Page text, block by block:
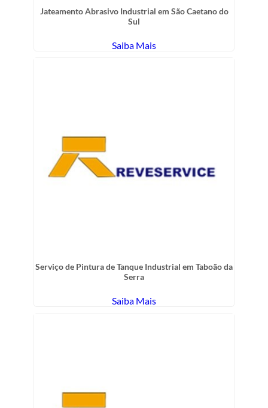
Jateamento Abrasivo Industrial em São Caetano do
Sul
Saiba Mais
Serviço de Pintura de Tanque Industrial em Taboão da
Serra
Saiba Mais